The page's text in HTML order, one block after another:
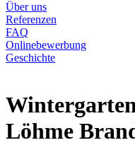
Über uns
Referenzen
FAQ
Onlinebewerbung
Geschichte
Löhme